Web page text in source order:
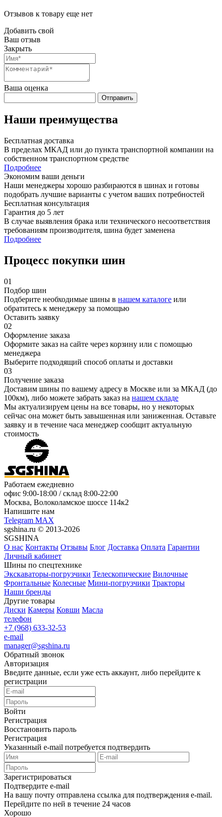
Отзывов к товару еще нет
Добавить свой
Ваш отзыв
Закрыть
Ваша оценка
Отправить
Наши преимущества
Бесплатная доставка
В пределах МКАД или до пункта транспортной компании на
собственном транспортном средстве
Подробнее
Экономим ваши деньги
Наши менеджеры хорошо разбираются в шинах и готовы
подобрать лучшие варианты с учетом ваших потребностей
Бесплатная консультация
Гарантия до 5 лет
В случае выявления брака или технического несоответствия
требованиям производителя, шина будет заменена
Подробнее
Процесс покупки шин
01
Подбор шин
Подберите необходимые шины в нашем каталоге или
обратитесь к менеджеру за помощью
Оставить заявку
02
Оформление заказа
Оформите заказ на сайте через корзину или с помощью
менеджера
Выберите подходящий способ оплаты и доставки
03
Получение заказа
Доставим шины по вашему адресу в Москве или за МКАД (до
100км), либо можете забрать заказ на нашем складе
Мы актуализируем цены на все товары, но у некоторых
сейчас она может быть завышенная или заниженная. Оставьте
заявку и в течение часа менеджер сообщит актуальную
стоимость
Работаем ежедневно
офис 9:00-18:00 / склад 8:00-22:00
Москва, Волоколамское шоссе 114к2
Напишите нам
Telegram MAX
sgshina.ru © 2013-2026
SGSHINA
О нас Контакты Отзывы Блог Доставка Оплата Гарантии
Личный кабинет
Шины по спецтехнике
Экскаваторы-погрузчики Телескопические Вилочные
Фронтальные Колесные Мини-погрузчики Тракторы
Наши бренды
Другие товары
Диски Камеры Ковши Масла
телефон
+7 (968) 633-32-53
e-mail
manager@sgshina.ru
Обратный звонок
Авторизация
Введите данные, если уже есть аккаунт, либо перейдите к
регистрации
Войти
Регистрация
Восстановить пароль
Регистрация
Указанный e-mail потребуется подтвердить
Зарегистрироваться
Подтвердите e-mail
На вашу почту отправлена ссылка для подтверждения e-mail.
Перейдите по ней в течение 24 часов
Хорошо